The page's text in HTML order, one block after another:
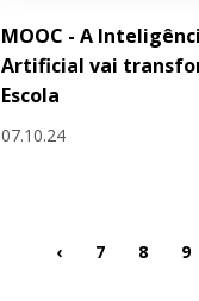
MOOC - A
Artificial vai
Escola
07.10.24
‹ 7 8 9